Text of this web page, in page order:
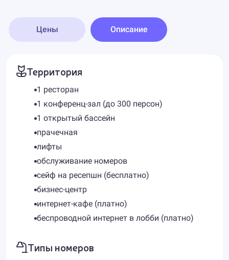
Цены Описание
Территория
1 ресторан
1 конференц-зал (до 300 персон)
1 открытый бассейн
прачечная
лифты
обслуживание номеров
сейф на ресепшн (бесплатно)
бизнес-центр
интернет-кафе (платно)
беспроводной интернет в лобби (платно)
Типы номеров